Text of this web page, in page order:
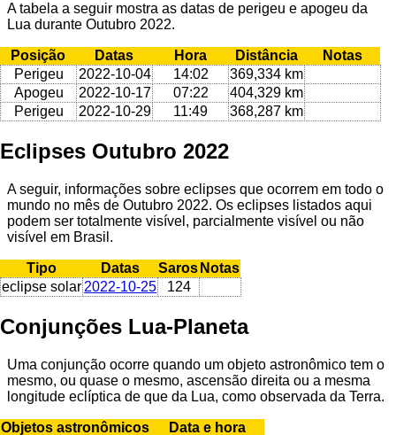
A tabela a seguir mostra as datas de perigeu e apogeu da
Lua durante Outubro 2022.
Posição Datas Hora Distância
Notas
Perigeu
2022-10-04 14:02
369,334 km
Apogeu
2022-10-17 07:22
404,329 km
Perigeu
2022-10-29 11:49 368,287 km
Eclipses Outubro 2022
A seguir, informações sobre eclipses que ocorrem em todo o
mundo no mês de Outubro 2022. Os eclipses listados aqui
podem ser totalmente visível, parcialmente visível ou não
visível em Brasil.
Tipo Datas Saros Notas
eclipse solar 2022-10-25 124
Conjunções Lua-Planeta
Uma conjunção ocorre quando um objeto astronômico tem o
mesmo, ou quase o mesmo, ascensão direita ou a mesma
longitude eclíptica de que da Lua, como observada da Terra.
Objetos astronômicos
Data e hora